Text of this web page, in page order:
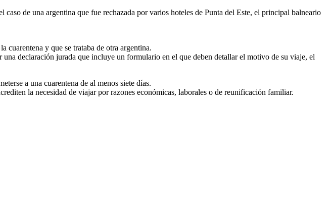
de una argentina que fue rechazada por varios hoteles de Punta del Este, el principal balneario
cuarentena y que se trataba de otra argentina.
declaración jurada que incluye un formulario en el que deben detallar el motivo de su viaje, el
a una cuarentena de al menos siete días.
la necesidad de viajar por razones económicas, laborales o de reunificación familiar.